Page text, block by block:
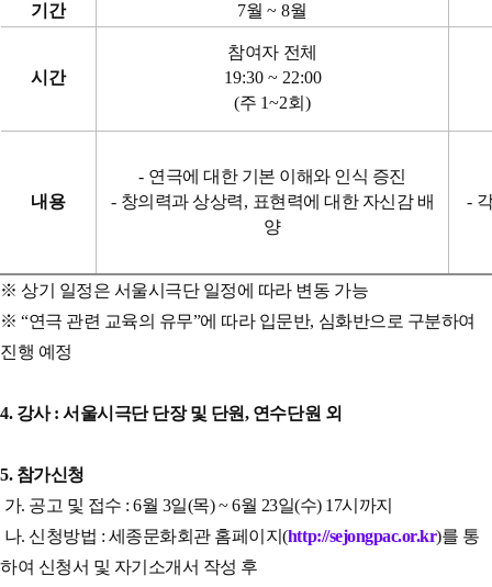
기간
7월~ 8월
시간
참여자 전체
19:30 ~ 22:00
(주 1~2회 )
내용
- 연극에 대한 기본 이해와 인식 증진
- 창의력과 상상력, 표현력에 대한 자신감 배
양
-
※ 상기 일정은 서울시극단 일정에 따라 변동 가능
※ “연극 관련 교육의 유무”에 따라 입문반, 심화반으로 구분하여
진행 예정
4. 강사 : 서울시극단 단장 및 단원, 연수단원 외
5. 참가신청
가. 공고 및 접수 : 6월 3일(목) ~ 6월 23일(수) 17시까지
나. 신청방법 : 세종문화회관 홈페이지(http://sejongpac.or.kr)를 통
하여 신청서 및 자기소개서 작성 후